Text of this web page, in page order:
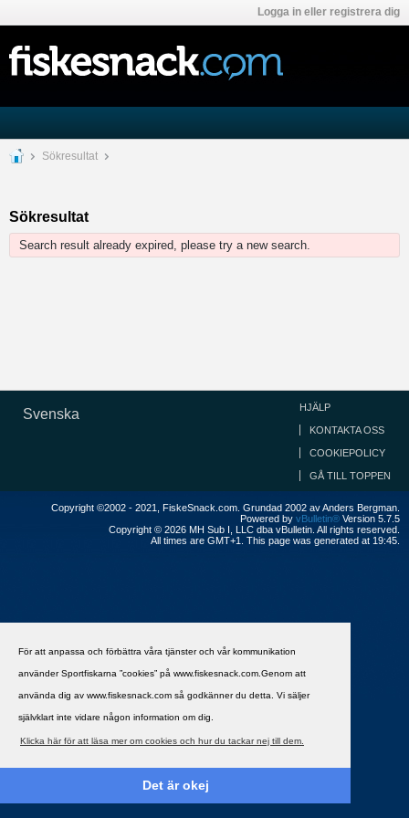
För att anpassa och förbättra våra tjänster och vår kommunikation
använder Sportfiskarna ”cookies” på www.fiskesnack.com.Genom att
använda dig av www.fiskesnack.com så godkänner du detta. Vi säljer
självklart inte vidare någon information om dig.
Klicka här för att läsa mer om cookies och hur du tackar nej till dem.
Det är okej
Logga in eller registrera dig
Sökresultat
Sökresultat
Search result already expired, please try a new search.
Svenska HJÄLP
KONTAKTA OSS
COOKIEPOLICY
GÅ TILL TOPPEN
Copyright ©2002 - 2021, FiskeSnack.com. Grundad 2002 av Anders Bergman.
Powered by vBulletin® Version 5.7.5
Copyright © 2026 MH Sub I, LLC dba vBulletin. All rights reserved.
All times are GMT+1. This page was generated at 19:45.